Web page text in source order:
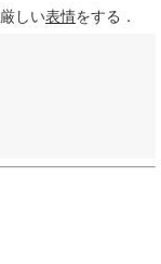
しい表情をする．